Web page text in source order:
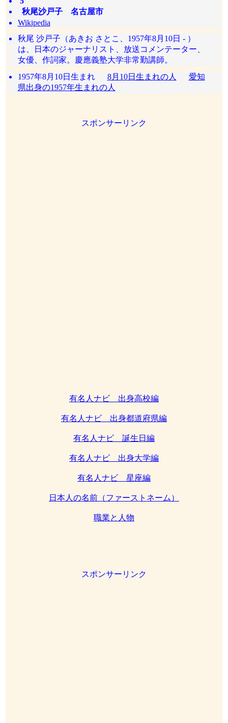
秋尾沙戸子 名古屋市
Wikipedia
秋尾 沙戸子（あきお さとこ、1957年8月10日 - ）
は、日本のジャーナリスト、放送コメンテーター、
女優、作詞家。慶應義塾大学非常勤講師。
1957年8月10日生まれ 8月10日生まれの人
愛知
県出身の1957年生まれの人
スポンサーリンク
有名人ナビ 出身高校編
有名人ナビ 出身都道府県編
有名人ナビ 誕生日編
有名人ナビ 出身大学編
有名人ナビ 星座編
日本人の名前（ファーストネーム）
職業と人物
スポンサーリンク